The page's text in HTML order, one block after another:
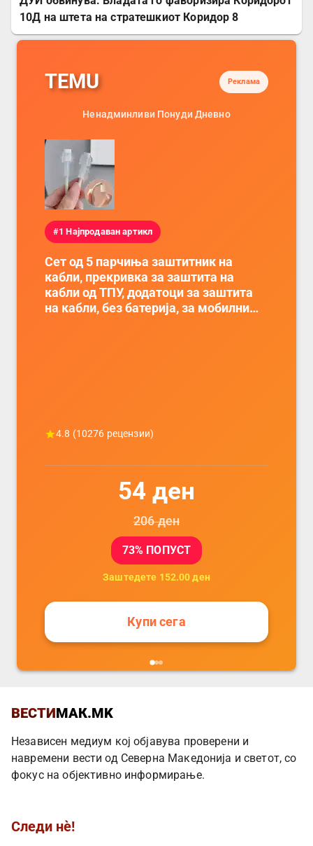
10Д на штета на стратешкиот Коридор 8
TEMU Реклама
Ненадминливи Понуди Дневно
#1 Најпродаван артикл
Сет од 5 парчиња заштитник на
кабли, прекривка за заштита на
кабли од ТПУ, додатоци за заштита
на кабли, без батерија, за мобилни
4.8 (10276 рецензии)
54 ден
206ден
73% ПОПУСТ
Заштедете 152.00 ден
Купи сега
ВЕСТИМАК.MK
Независен медиум кој објавува проверени и
навремени вести од Северна Македонија и светот, со
фокус на објективно информирање.
Следи нè!